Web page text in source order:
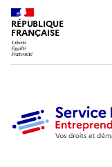
RÉPUBLIQUE
FRANÇAISE